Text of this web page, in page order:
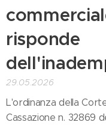
risponde
29.05.2026
L'ordinanza della
Cassazione n. 32869